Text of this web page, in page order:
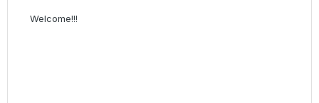
Welcome!!!